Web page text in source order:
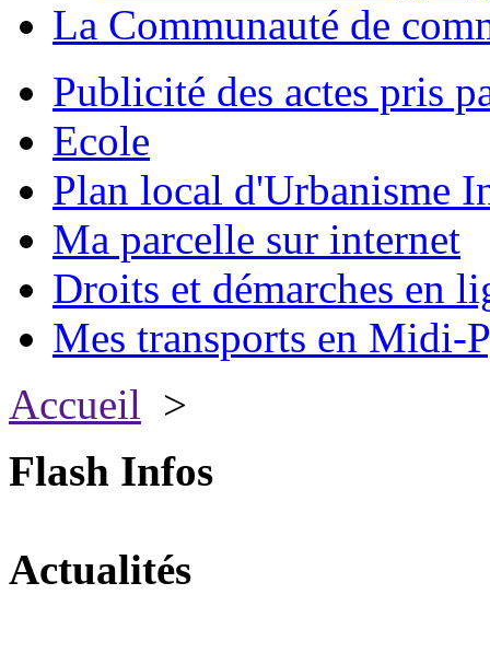
La Communauté de
Publicité des actes pris
Ecole
Plan local d'Urbanisme
Ma parcelle sur internet
Droits et démarches en
Mes transports en Midi-
Accueil >
Flash Infos
Actualités